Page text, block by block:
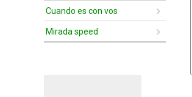
Cuando es con vos
Mirada speed